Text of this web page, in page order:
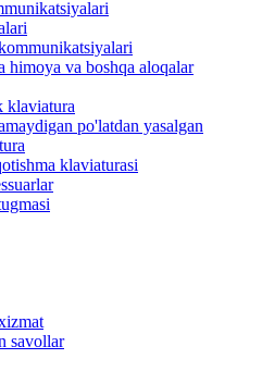
himoya va boshqa aloqalar
klaviatura
po'latdan yasalgan
klaviaturasi
savollar